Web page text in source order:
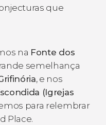
que
na Fonte dos
semelhança
, e nos
(Igrejas
para relembrar
Place.